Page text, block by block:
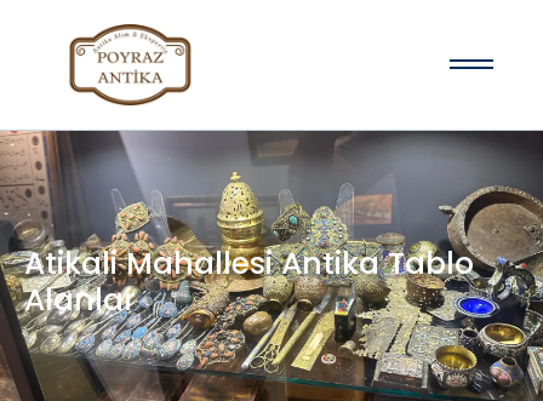
Atikali Mahallesi Antika Tablo
Alanlar